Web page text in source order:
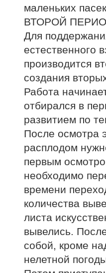
маленьких
ВТОРОЙ
Для
естественного
производится
создания
Работа
отбирался в
развитием по
После осмотра
расплодом
первым
необходимо
времени
количества
листа
вывелись.
собой, кроме
нелетной